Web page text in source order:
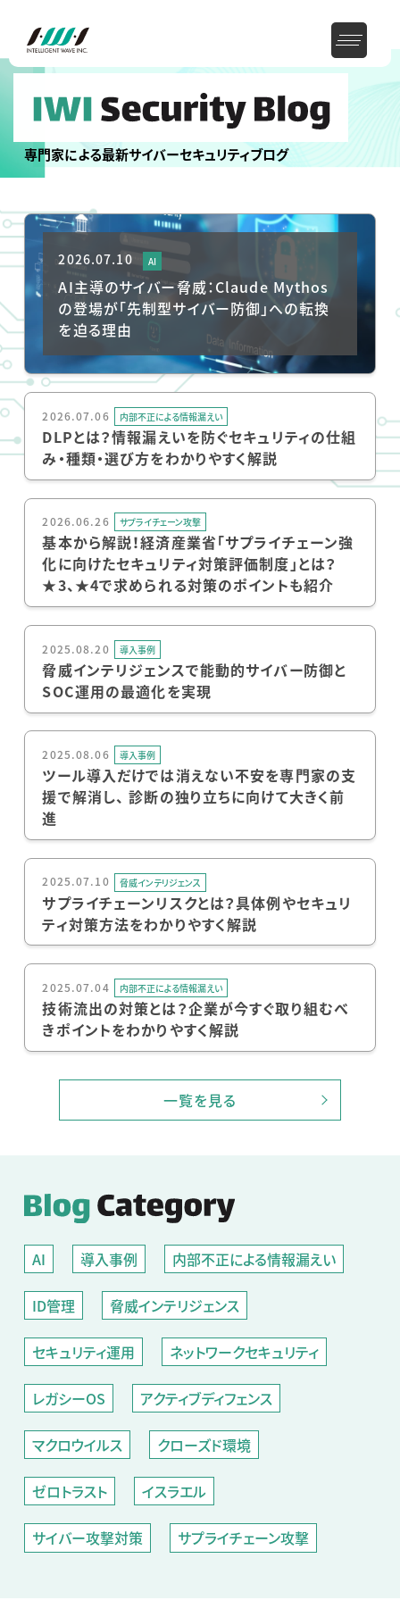
専門家による最新サイバーセキュリティブログ
2026.07.10 AI
AI主導のサイバー脅威：Claude Mythos
の登場が「先制型サイバー防御」への転換
を迫る理由
2026.07.06 内部不正による情報漏えい
DLPとは？情報漏えいを防ぐセキュリティの仕組
み・種類・選び方をわかりやすく解説
2026.06.26 サプライチェーン攻撃
基本から解説！経済産業省「サプライチェーン強
化に向けたセキュリティ対策評価制度」とは？
★3、★4で求められる対策のポイントも紹介
2025.08.20 導入事例
脅威インテリジェンスで能動的サイバー防御と
SOC運用の最適化を実現
2025.08.06 導入事例
ツール導入だけでは消えない不安を専門家の支
援で解消し、 診断の独り立ちに向けて大きく前
進
2025.07.10 脅威インテリジェンス
サプライチェーンリスクとは？具体例やセキュリ
ティ対策方法をわかりやすく解説
2025.07.04 内部不正による情報漏えい
技術流出の対策とは？企業が今すぐ取り組むべ
きポイントをわかりやすく解説
一覧を見る
AI 導入事例 内部不正による情報漏えい
ID管理 脅威インテリジェンス
セキュリティ運用 ネットワークセキュリティ
レガシーOS アクティブディフェンス
マクロウイルス クローズド環境
ゼロトラスト イスラエル
サイバー攻撃対策 サプライチェーン攻撃